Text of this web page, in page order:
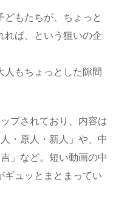
どもたちが、ちょっと
れば、という狙いの企
人もちょっとした隙間
プされており、内容は
・原人・新人」や、中
」など。短い動画の中
ギュッとまとまってい